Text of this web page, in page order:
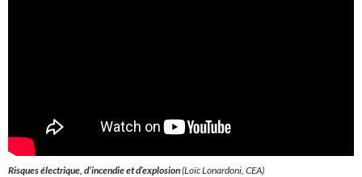
Risques électrique, d’incendie et d’explosion(Loïc Lonardoni, CEA)